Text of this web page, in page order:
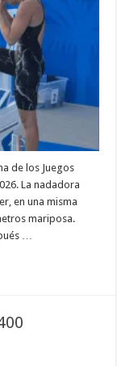
de los Juegos
La nadadora
en una misma
mariposa.
…